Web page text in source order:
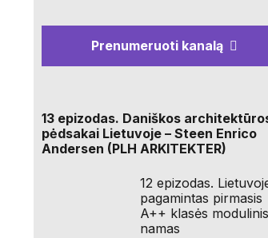
Prenumeruoti kanalą
13 epizodas. Daniškos
pėdsakai Lietuvoje – Steen Enrico
Andersen (PLH ARKITEKTER)
12 epizodas.
pagamintas pirmasis
A++ klasės modulinis
namas